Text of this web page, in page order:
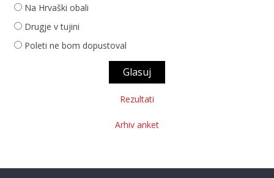
Na Hrvaški obali
Drugje v tujini
Poleti ne bom dopustoval
Rezultati
Arhiv anket